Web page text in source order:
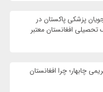
پزشکی پاکستان در
تحصیلی افغانستان معتبر
چابهار؛ چرا افغانستان